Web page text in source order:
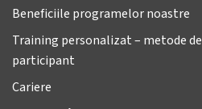
Beneficiile programelor noastre
Training personalizat – metode
participant
Cariere